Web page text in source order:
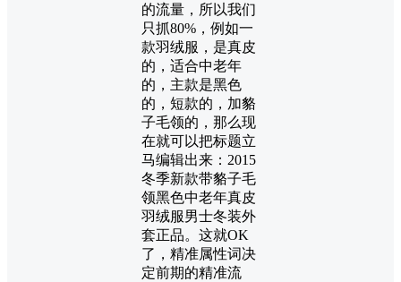
的流量，所以我们
只抓80%，例如一
款羽绒服，是真皮
的，适合中老年
的，主款是黑色
的，短款的，加貉
子毛领的，那么现
在就可以把标题立
马编辑出来：2015
冬季新款带貉子毛
领黑色中老年真皮
羽绒服男士冬装外
套正品。这就OK
了，精准属性词决
定前期的精准流